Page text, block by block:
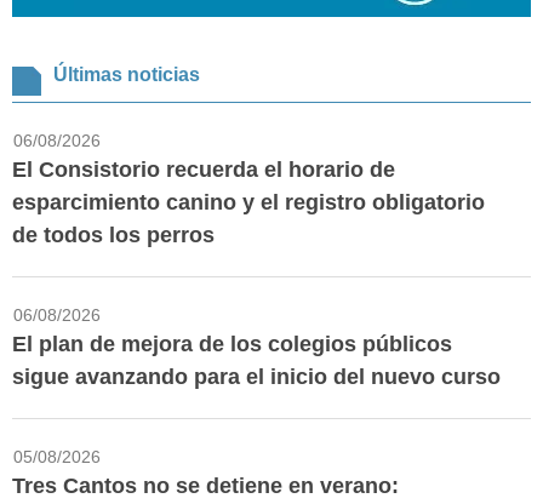
Últimas noticias
06/08/2026
El Consistorio recuerda el horario de
esparcimiento canino y el registro obligatorio
de todos los perros
06/08/2026
El plan de mejora de los colegios públicos
sigue avanzando para el inicio del nuevo curso
05/08/2026
Tres Cantos no se detiene en verano: